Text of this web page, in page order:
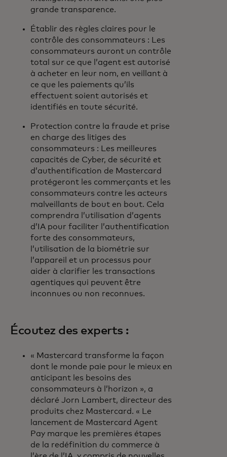
grande transparence.
Établir des règles claires pour le
contrôle des consommateurs : Les
consommateurs auront un contrôle
total sur ce que l’agent est autorisé
à acheter en leur nom, en veillant à
ce que les paiements qu’ils
effectuent soient autorisés et
identifiés en toute sécurité.
Protection contre la fraude et prise
en charge des litiges des
consommateurs : Les meilleures
capacités de Cyber, de sécurité et
d’authentification de Mastercard
protégeront les commerçants et les
consommateurs contre les acteurs
malveillants de bout en bout. Cela
comprendra l’utilisation d’agents
d’IA pour faciliter l’authentification
forte des consommateurs,
l’utilisation de la biométrie sur
l’appareil et un processus pour
aider à clarifier les transactions
agentiques qui peuvent être
inconnues ou non reconnues.
Écoutez des experts :
« Mastercard transforme la façon
dont le monde paie pour le mieux en
anticipant les besoins des
consommateurs à l’horizon », a
déclaré Jorn Lambert, directeur des
produits chez Mastercard. « Le
lancement de Mastercard Agent
Pay marque les premières étapes
de la redéfinition du commerce à